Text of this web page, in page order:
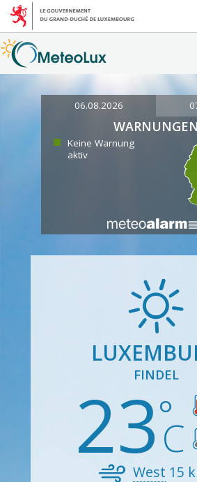
06.08.2026
WARNUNGEN
Keine Warnung
aktiv
FINDEL
23
West 15